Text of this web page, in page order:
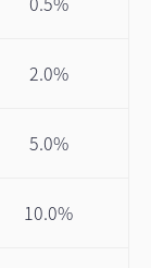
2.0%
5.0%
10.0%